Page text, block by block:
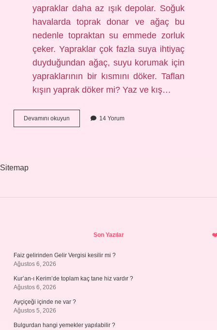
yapraklar daha az ışık depolar. Soğuk
havalarda toprak donar ve ağaç bu
nedenle topraktan su emmede zorluk
çeker. Yapraklar çok fazla suya ihtiyaç
duyduğundan ağaç, suyu korumak için
yapraklarının bir kısmını döker. Taflan
kışın yaprak döker mi? Yaz ve kış…
Devamını okuyun Ligustrum
Kışın
14 Yorum
Sitemap
Son Yazılar
Faiz gelirinden Gelir Vergisi kesilir mi ?
Ağustos 6, 2026
Kur’an-ı Kerim’de toplam kaç tane hiz vardır ?
Ağustos 6, 2026
Ayçiçeği içinde ne var ?
Ağustos 5, 2026
Bulgurdan hangi yemekler yapılabilir ?